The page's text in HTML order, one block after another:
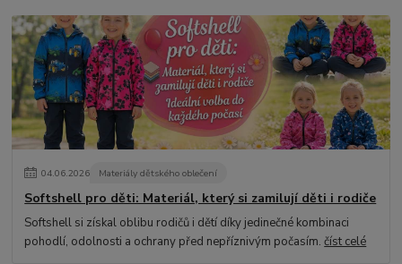
04.06.2026 Materiály dětského oblečení
Softshell pro děti: Materiál, který si zamilují děti i rodiče
Softshell si získal oblibu rodičů i dětí díky jedinečné kombinaci
pohodlí, odolnosti a ochrany před nepříznivým počasím.číst celé